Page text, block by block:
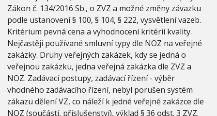
R
O
V
Á
D
Ě
C
Í
C
H
V
Y
Zákon č. 134/2016 Sb., o ZVZ a možné změny závazku
podle ustanovení § 100, § 104, § 222, vysvětlení vazeb.
Kritérium pevná cena a vyhodnocení kritérií kvality.
Nejčastěji používané smluvní typy dle NOZ na veřejné
zakázky. Druhy veřejných zakázek, kdy se jedná o
veřejnou zakázku, jedna veřejná zakázka dle ZVZ a
NOZ. Zadávací postupy, zadávací řízení - výběr
vhodného zadávacího řízení, nebyl porušen systém
zákazu dělení VZ, co náleží k jedné veřejné zakázce dle
NOZ (součástí, příslušenství), výklad § 36 odst. 3 ZVZ.